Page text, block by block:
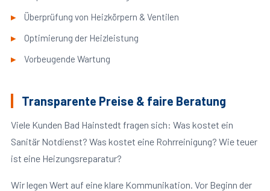
Überprüfung von Heizkörpern & Ventilen
Optimierung der Heizleistung
Vorbeugende Wartung
Transparente Preise & faire Beratung
Viele Kunden Bad Hainstedt fragen sich: Was kostet ein
Sanitär Notdienst? Was kostet eine Rohrreinigung? Wie teuer
ist eine Heizungsreparatur?
Wir legen Wert auf eine klare Kommunikation. Vor Beginn der